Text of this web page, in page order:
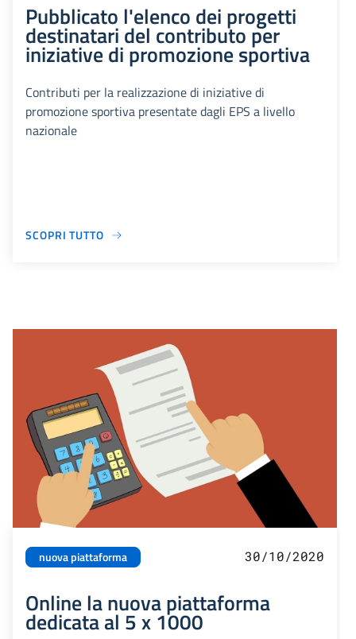
Pubblicato l'elenco dei progetti
destinatari del contributo per
iniziative di promozione sportiva
Contributi per la realizzazione di iniziative di
promozione sportiva presentate dagli EPS a livello
nazionale
SCOPRI TUTTO
nuova piattaforma 30/10/2020
Online la nuova piattaforma
dedicata al 5 x 1000